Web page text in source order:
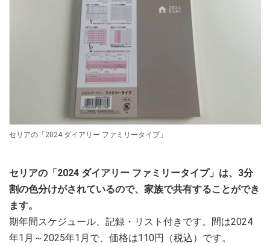
セリアの「2024 ダイアリー ファミリータイプ」
セリアの「2024 ダイアリー ファミリータイプ」は、3分
割の色分けがされているので、家族で共有することができ
ます。
期年間スケジュール、記録・リスト付きです。間は2024
年1月～2025年1月で、価格は110円（税込）です。